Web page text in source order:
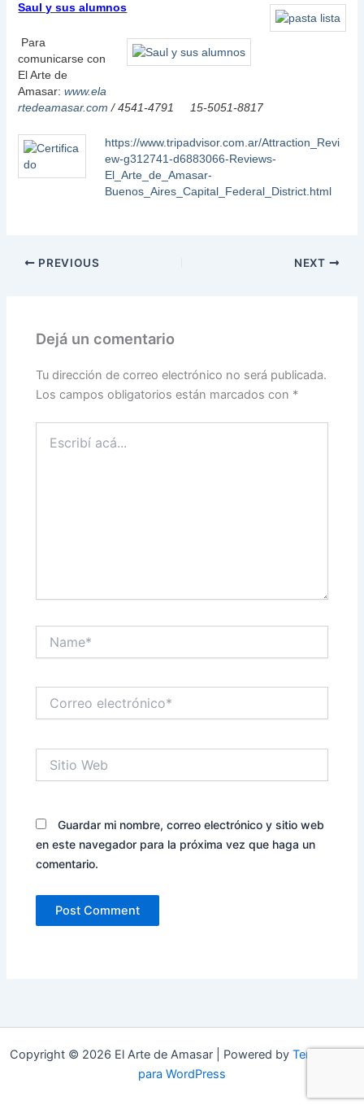
Saul y sus alumnos
Para
comunicarse con
El Arte de
Amasar:www.ela
rtedeamasar.com / 4541-4791 15-5051-8817
https://www.tripadvisor.com.ar/Attraction_Revi
ew-g312741-d6883066-Reviews-
El_Arte_de_Amasar-
Buenos_Aires_Capital_Federal_District.html
PREVIOUS NEXT
Dejá un comentario
Tu dirección de correo electrónico no será publicada.
Los campos obligatorios están marcados con *
acá...
electrónico*
Web
Guardar mi nombre, correo electrónico y sitio web
en este navegador para la próxima vez que haga un
comentario.
Copyright © 2026 El Arte de Amasar | Powered by Tema Astra
para WordPress